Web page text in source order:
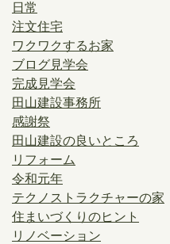
日常
注文住宅
ワクワクするお家
ブログ見学会
完成見学会
田山建設事務所
感謝祭
田山建設の良いところ
リフォーム
令和元年
テクノストラクチャーの家
住まいづくりのヒント
リノベーション